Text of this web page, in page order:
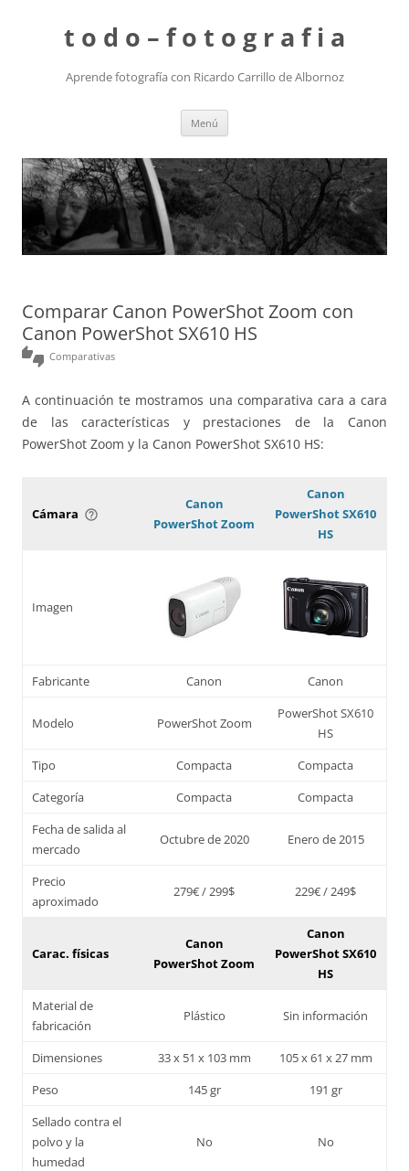
t o d o – f o t o g r a f i a
Aprende fotografía con Ricardo Carrillo de Albornoz
Menú
Comparar Canon PowerShot Zoom con
Canon PowerShot SX610 HS
thumbs_up_down Comparativas
A continuación te mostramos una comparativa cara a cara
de las características y prestaciones de la Canon
PowerShot Zoom y la Canon PowerShot SX610 HS:
Cámara help_outline
Canon
PowerShot Zoom
Canon
PowerShot SX610
HS
Imagen
Fabricante Canon Canon
Modelo PowerShot Zoom
PowerShot SX610
HS
Tipo
Compacta
Compacta
Categoría
Compacta
Compacta
Fecha de salida al
mercado
Octubre de 2020 Enero de 2015
Precio
aproximado
279€ / 299$ 229€ / 249$
Carac. físicas
Canon
PowerShot Zoom
Canon
PowerShot SX610
HS
Material de
fabricación
Plástico Sin información
Dimensiones 33 x 51 x 103 mm
105 x 61 x 27 mm
Peso
145 gr
191 gr
Sellado contra el
polvo y la
humedad
No No